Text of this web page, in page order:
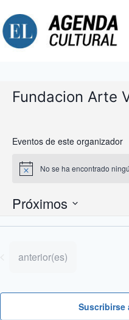
al
contenido
Fundacion Arte
Eventos de este organizador
Aviso No se ha encontrado
Próximos
fecha.
Eventos
anterior(es)
Suscribirse